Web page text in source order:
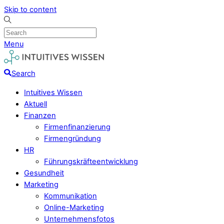
Skip to content
Menu
Search
Intuitives Wissen
Aktuell
Finanzen
Firmenfinanzierung
Firmengründung
HR
Führungskräfteentwicklung
Gesundheit
Marketing
Kommunikation
Online-Marketing
Unternehmensfotos